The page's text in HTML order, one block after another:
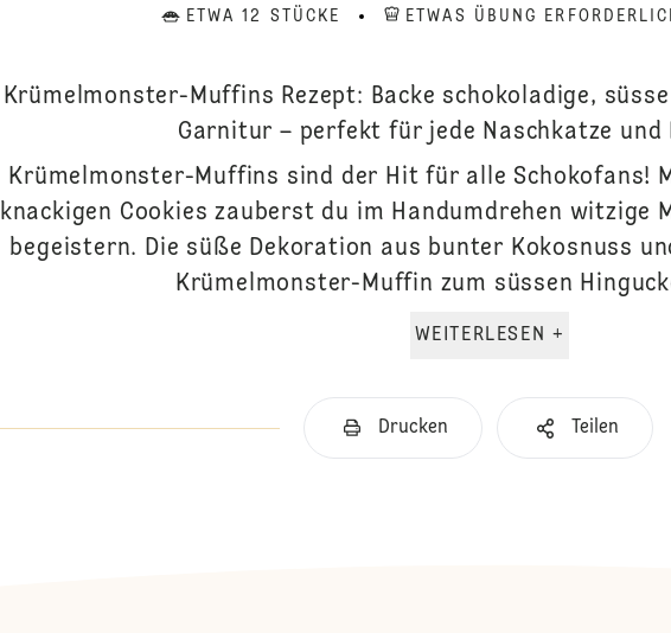
ETWA 12 STÜCKE ETWAS ÜBUNG
Krümelmonster-Muffins Rezept: Backe schokoladige,
Garnitur – perfekt für jede Naschkatze und
Krümelmonster-Muffins sind der Hit für alle Schokofans!
knackigen Cookies zauberst du im Handumdrehen witzige
begeistern. Die süße Dekoration aus bunter Kokosnuss
Krümelmonster-Muffin zum süssen
WEITERLESEN +
Drucken Teilen